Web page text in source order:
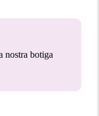
nostra botiga